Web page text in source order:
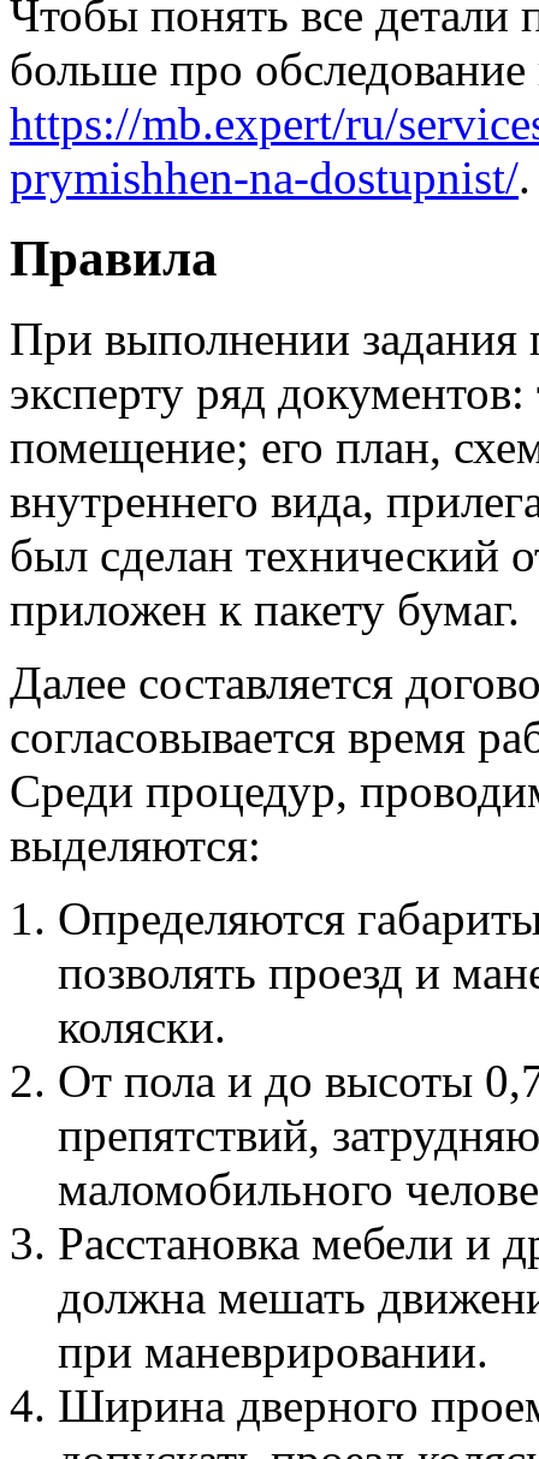
Чтобы понять все детали
больше про обследование
https://mb.expert/ru/
prymishhen-na-dostupnist/.
Правила
При выполнении задания
эксперту ряд
помещение; его план,
внутреннего вида,
был сделан технический
приложен к пакету бумаг.
Далее составляется
согласовывается время
Среди процедур,
выделяются:
Определяются
позволять проезд и
коляски.
От пола и до высоты
препятствий,
маломобильного
Расстановка мебели и
должна мешать
при маневрировании.
Ширина дверного